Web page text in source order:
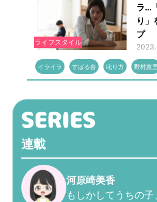
ライフスタイル
ラ…
り」
プ
イライラ すばる舎 叱り方 野村恵里
連載
河原崎美香
もしかしてうちの